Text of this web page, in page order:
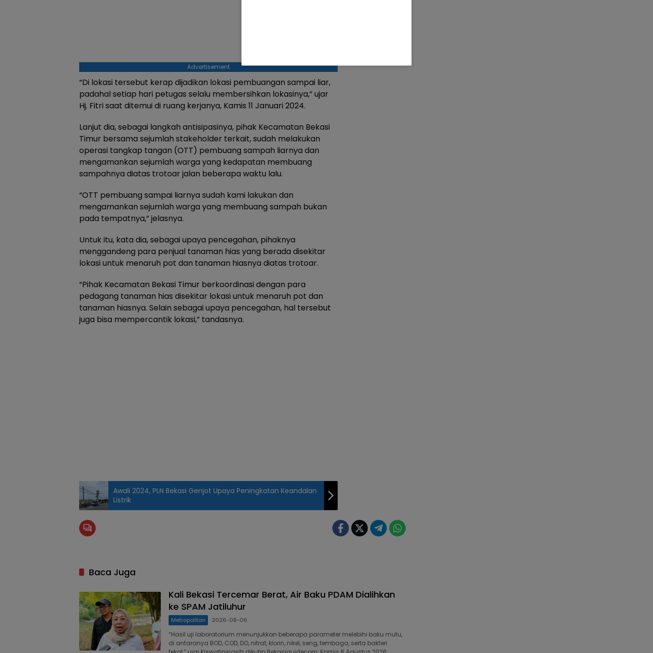
Advertisement
“Di lokasi tersebut kerap dijadikan lokasi pembuangan sampai liar,
padahal setiap hari petugas selalu membersihkan lokasinya,” ujar
Hj. Fitri saat ditemui di ruang kerjanya, Kamis 11 Januari 2024.
Lanjut dia, sebagai langkah antisipasinya, pihak Kecamatan Bekasi
Timur bersama sejumlah stakeholder terkait, sudah melakukan
operasi tangkap tangan (OTT) pembuang sampah liarnya dan
mengamankan sejumlah warga yang kedapatan membuang
sampahnya diatas trotoar jalan beberapa waktu lalu.
“OTT pembuang sampai liarnya sudah kami lakukan dan
mengamankan sejumlah warga yang membuang sampah bukan
pada tempatnya,” jelasnya.
Untuk itu, kata dia, sebagai upaya pencegahan, pihaknya
menggandeng para penjual tanaman hias yang berada disekitar
lokasi untuk menaruh pot dan tanaman hiasnya diatas trotoar.
“Pihak Kecamatan Bekasi Timur berkoordinasi dengan para
pedagang tanaman hias disekitar lokasi untuk menaruh pot dan
tanaman hiasnya. Selain sebagai upaya pencegahan, hal tersebut
juga bisa mempercantik lokasi,” tandasnya.
Awali 2024, PLN Bekasi Genjot Upaya Peningkatan Keandalan
Listrik
Baca Juga
Kali Bekasi Tercemar Berat, Air Baku PDAM Dialihkan
ke SPAM Jatiluhur
Metropolitan 2026-08-06
“Hasil uji laboratorium menunjukkan beberapa parameter melebihi baku mutu,
di antaranya BOD, COD, DO, nitrat, klorin, nikel, seng, tembaga, serta bakteri